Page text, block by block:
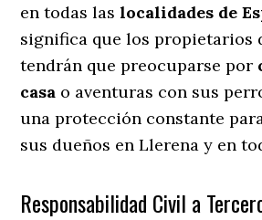
en todas laslocalidades de
significa que los propietarios
tendrán que preocuparse por
casa o aventuras con sus
una protección constante
sus dueños en Llerena y en
Responsabilidad Civil a